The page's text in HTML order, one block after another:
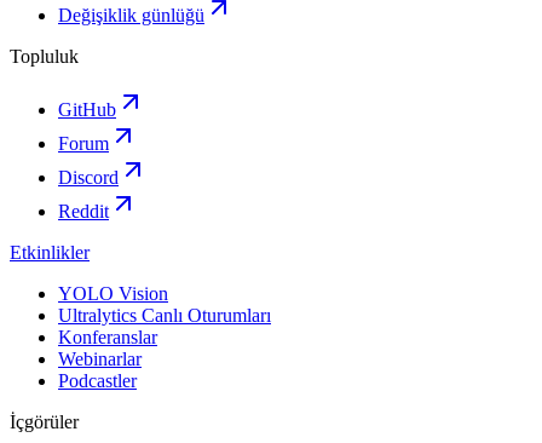
Değişiklik günlüğü
Topluluk
GitHub
Forum
Discord
Reddit
Etkinlikler
YOLO Vision
Ultralytics Canlı Oturumları
Konferanslar
Webinarlar
Podcastler
İçgörüler